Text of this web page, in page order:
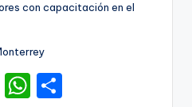
con capacitación en el
X
W